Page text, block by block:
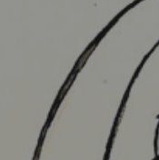
NOTICIAS